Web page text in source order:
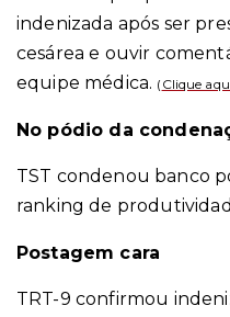
indenizada após ser
cesárea e ouvir
equipe médica. ( Clique
No pódio da
TST condenou banco
ranking de
Postagem cara
TRT-9 confirmou